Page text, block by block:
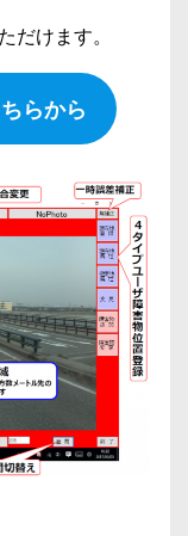
だけます。
らから